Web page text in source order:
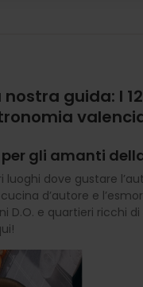
nostra guida: I
gli amanti
luoghi dove gustare
d’autore e
D.O. e quartieri ricchi di